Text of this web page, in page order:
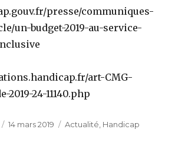
presse/communiques-
un-budget-2019-au-service-
art-CMG-
24-11140.php
Publié
14 mars 2019 Catégories
Actualité Handicap